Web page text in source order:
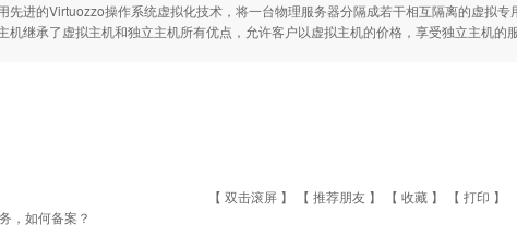
进的Virtuozzo操作系统虚拟化技术，将一台物理服务器分隔成若干相互隔离的虚拟专
继承了虚拟主机和独立主机所有优点，允许客户以虚拟主机的价格，享受独立主机的
【 双击滚屏 】 【 推荐朋友 】 【 收藏 】 【 打印 】
，如何备案？